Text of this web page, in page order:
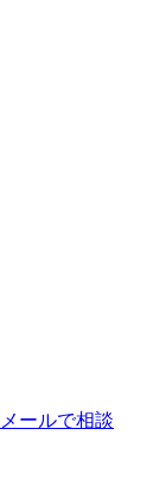
メールで相談